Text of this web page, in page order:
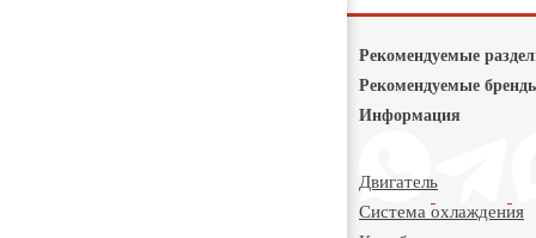
Рекомендуемые
Рекомендуемые
Информация
Двигатель
Система охлаждения